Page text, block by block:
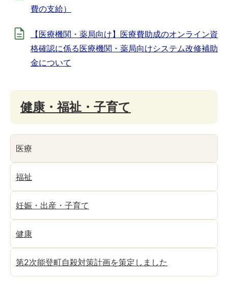
費の支給）
【医療機関・薬局向け】医療費助成のオンライン資
格確認に係る医療機関・薬局向けシステム改修補助
金について
健康・福祉・子育て
医療
福祉
妊娠・出産・子育て
健康
第2次能登町自殺対策計画を策定しました